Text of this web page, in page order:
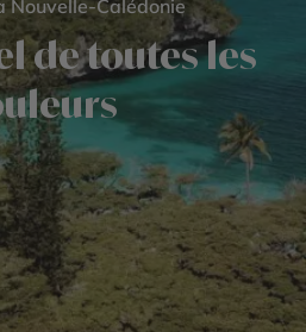
Nouvelle-Calédonie
de toutes les